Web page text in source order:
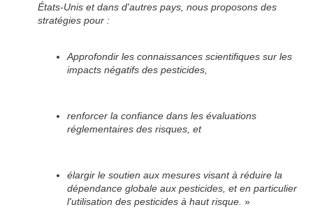
États-Unis et dans d'autres pays, nous proposons des
stratégies pour :
Approfondir les connaissances scientifiques sur les
impacts négatifs des pesticides,
renforcer la confiance dans les évaluations
réglementaires des risques, et
élargir le soutien aux mesures visant à réduire la
dépendance globale aux pesticides, et en particulier
l'utilisation des pesticides à haut risque. »